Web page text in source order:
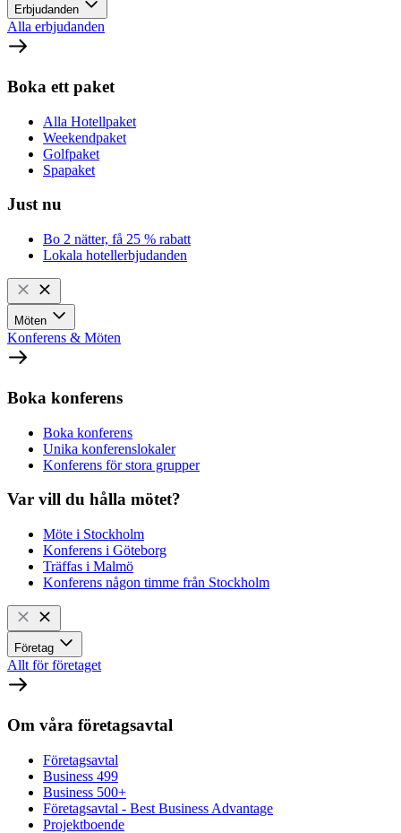
Erbjudanden
Alla erbjudanden
Boka ett paket
Alla Hotellpaket
Weekendpaket
Golfpaket
Spapaket
Just nu
Bo 2 nätter, få 25 % rabatt
Lokala hotellerbjudanden
Möten
Konferens & Möten
Boka konferens
Boka konferens
Unika konferenslokaler
Konferens för stora grupper
Var vill du hålla mötet?
Möte i Stockholm
Konferens i Göteborg
Träffas i Malmö
Konferens någon timme från Stockholm
Företag
Allt för företaget
Om våra företagsavtal
Företagsavtal
Business 499
Business 500+
Företagsavtal - Best Business Advantage
Projektboende